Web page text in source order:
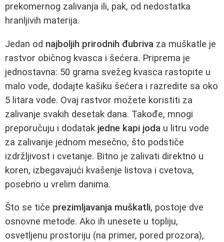
prekomernog zalivanja ili, pak, od nedostatka
hranljivih materija.
Jedan od najboljih prirodnih đubriva za muškatle je
rastvor običnog kvasca i šećera. Priprema je
jednostavna: 50 grama svežeg kvasca rastopite u
malo vode, dodajte kašiku šećera i razredite sa oko
5 litara vode. Ovaj rastvor možete koristiti za
zalivanje svakih desetak dana. Takođe, mnogi
preporučuju i dodatak jedne kapi joda u litru vode
za zalivanje jednom mesečno, što podstiče
izdržljivost i cvetanje. Bitno je zalivati direktno u
koren, izbegavajući kvašenje listova i cvetova,
posebno u vrelim danima.
Što se tiče prezimljavanja muškatli, postoje dve
osnovne metode. Ako ih unesete u topliju,
osvetljenu prostoriju (na primer, pored prozora),